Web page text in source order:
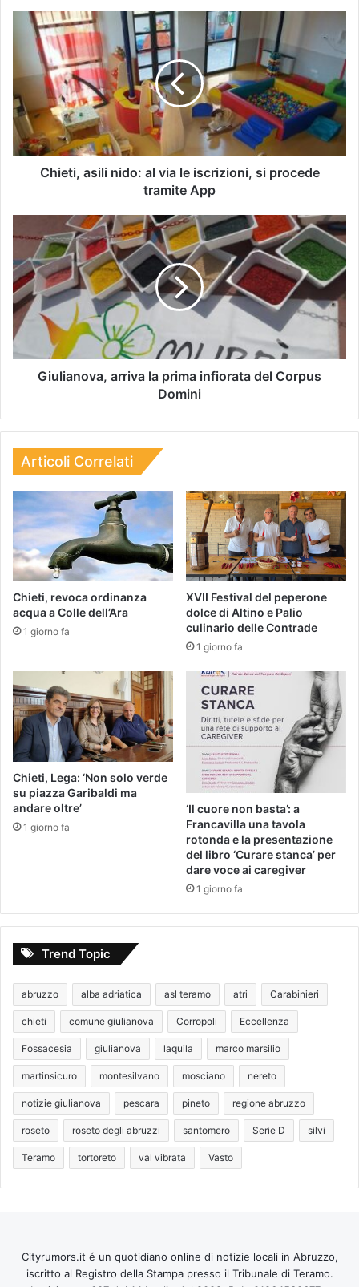
Chieti, asili nido: al via le iscrizioni, si procede
tramite App
Giulianova, arriva la prima infiorata del Corpus
Domini
Articoli Correlati
Chieti, revoca ordinanza
acqua a Colle dell’Ara
1 giorno fa
XVII Festival del peperone
dolce di Altino e Palio
culinario delle Contrade
1 giorno fa
Chieti, Lega: ‘Non solo verde
su piazza Garibaldi ma
andare oltre’
1 giorno fa
‘Il cuore non basta’: a
Francavilla una tavola
rotonda e la presentazione
del libro ‘Curare stanca’ per
dare voce ai caregiver
1 giorno fa
Trend Topic
abruzzo alba adriatica asl teramo atri Carabinieri
chieti comune giulianova Corropoli Eccellenza
Fossacesia giulianova laquila marco marsilio
martinsicuro montesilvano mosciano nereto
notizie giulianova pescara pineto regione abruzzo
roseto roseto degli abruzzi santomero Serie D silvi
Teramo tortoreto val vibrata Vasto
Cityrumors.it é un quotidiano online di notizie locali in Abruzzo,
iscritto al Registro della Stampa presso il Tribunale di Teramo.